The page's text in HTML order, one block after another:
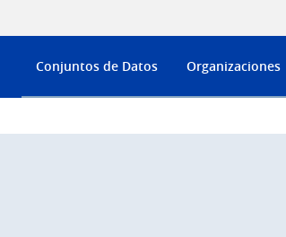
Conjuntos de Datos Organizaciones